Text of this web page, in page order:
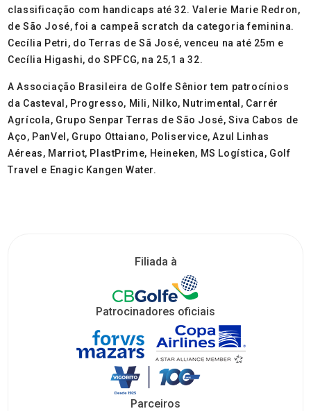
classificação com handicaps até 32. Valerie Marie Redron,
de São José, foi a campeã scratch da categoria feminina.
Cecília Petri, do Terras de Sã José, venceu na até 25m e
Cecília Higashi, do SPFCG, na 25,1 a 32.
A Associação Brasileira de Golfe Sênior tem patrocínios
da Casteval, Progresso, Mili, Nilko, Nutrimental, Carrér
Agrícola, Grupo Senpar Terras de São José, Siva Cabos de
Aço, PanVel, Grupo Ottaiano, Poliservice, Azul Linhas
Aéreas, Marriot, PlastPrime, Heineken, MS Logística, Golf
Travel e Enagic Kangen Water.
Filiada à
Patrocinadores oficiais
Parceiros